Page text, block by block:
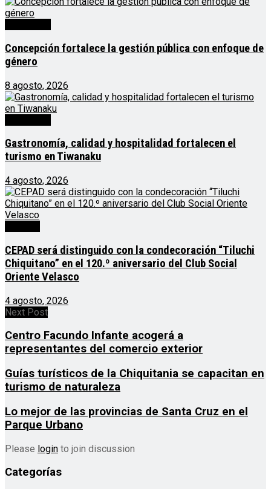
Concepción fortalece la gestión pública con enfoque de
género
8 agosto, 2026
Gastronomía, calidad y hospitalidad fortalecen el
turismo en Tiwanaku
4 agosto, 2026
CEPAD será distinguido con la condecoración “Tiluchi
Chiquitano” en el 120.º aniversario del Club Social
Oriente Velasco
4 agosto, 2026
Next Post
Centro Facundo Infante acogerá a
representantes del comercio exterior
Guías turísticos de la Chiquitania se capacitan en
turismo de naturaleza
Lo mejor de las provincias de Santa Cruz en el
Parque Urbano
Please login to join discussion
Categorías